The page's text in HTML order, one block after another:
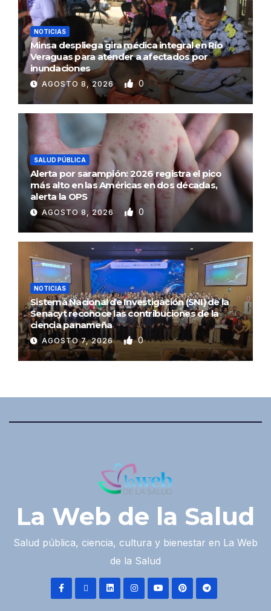
NOTICIAS
Minsa despliega gira médica integral en Río
Veraguas para atender a afectados por
inundaciones
AGOSTO 8, 2026 0
SALUD PÚBLICA
Alerta por sarampión: 2026 registra el pico
más alto en las Américas en dos décadas,
alerta la OPS
AGOSTO 8, 2026 0
NOTICIAS
Sistema Nacional de Investigación (SNI) de la
Senacyt reconoce las contribuciones de la
ciencia panameña
AGOSTO 7, 2026 0
La Web de la Salud
Salud pública, ciencia, cultura y bienestar en La Web
de la Salud